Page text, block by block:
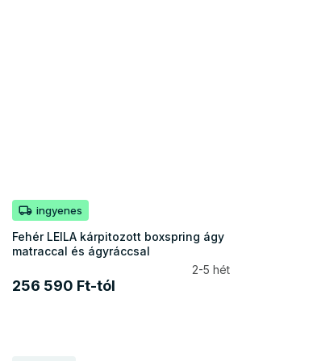
ingyenes
Fehér LEILA kárpitozott boxspring ágy
matraccal és ágyráccsal
2-5 hét
256 590 Ft-tól